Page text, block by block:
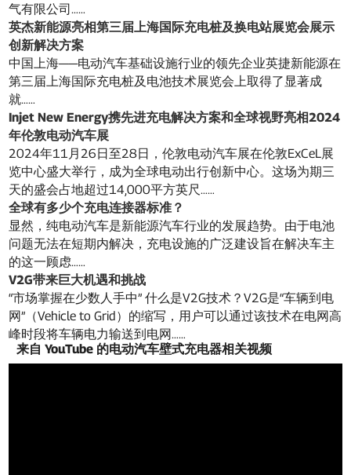
气有限公司……
英杰新能源亮相第三届上海国际充电桩及换电站展览会展示
创新解决方案
中国上海——电动汽车基础设施行业的领先企业英捷新能源在
第三届上海国际充电桩及电池技术展览会上取得了显著成
就……
Injet New Energy携先进充电解决方案和全球视野亮相2024
年伦敦电动汽车展
2024年11月26日至28日，伦敦电动汽车展在伦敦ExCeL展
览中心盛大举行，成为全球电动出行创新中心。这场为期三
天的盛会占地超过14,000平方英尺……
全球有多少个充电连接器标准？
显然，纯电动汽车是新能源汽车行业的发展趋势。由于电池
问题无法在短期内解决，充电设施的广泛建设旨在解决车主
的这一顾虑……
V2G带来巨大机遇和挑战
“市场掌握在少数人手中” 什么是V2G技术？V2G是“车辆到电
网”（Vehicle to Grid）的缩写，用户可以通过该技术在电网高
峰时段将车辆电力输送到电网……
来自 YouTube 的电动汽车壁式充电器相关视频